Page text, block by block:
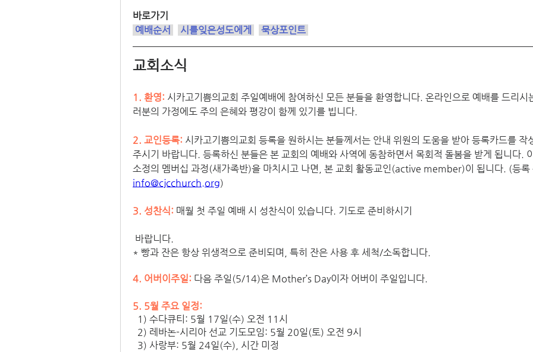
바로가기
예배순서
시를잊은성도에게 묵상포인트
교회소식
1. 환영: 시카고기쁨의교회 주일예배에 참여하신 모든 분들을 환영합니다. 온라인으로 예배를 드리시
러분의 가정에도 주의 은혜와 평강이 함께 있기를 빕니다.
2. 교인등록: 시카고기쁨의교회 등록을 원하시는 분들께서는 안내 위원의 도움을 받아 등록카드를 작
주시기 바랍니다. 등록하신 분들은 본 교회의 예배와 사역에 동참하면서 목회적 돌봄을 받게 됩니다.
info@cjcchurch.org)
3. 성찬식: 매월 첫 주일 예배 시 성찬식이 있습니다. 기도로 준비하시기
바랍니다.
* 빵과 잔은 항상 위생적으로 준비되며, 특히 잔은 사용 후 세척/소독합니다.
4. 어버이주일: 다음 주일(5/14)은 Mother’s Day이자 어버이 주일입니다.
5. 5월 주요 일정:
  1) 수다큐티: 5월 17일(수) 오전 11시
  2) 레바논-시리아 선교 기도모임: 5월 20일(토) 오전 9시
  3) 사랑부: 5월 24일(수), 시간 미정